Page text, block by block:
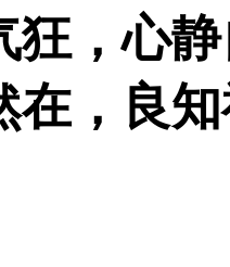
狂，心
在，良